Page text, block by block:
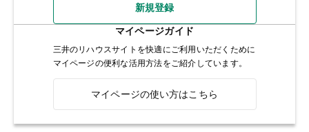
新規登録
マイページガイド
三井のリハウスサイトを快適にご利用いただくために
マイページの便利な活用方法をご紹介しています。
マイページの使い方はこちら